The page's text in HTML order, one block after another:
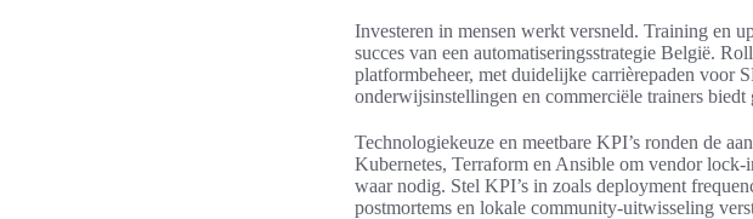
Investeren in mensen werkt versneld. Training en
succes van een automatiseringsstrategie België.
platformbeheer, met duidelijke carrièrepaden voor
onderwijsinstellingen en commerciële trainers
Technologiekeuze en meetbare KPI’s ronden de
Kubernetes, Terraform en Ansible om vendor
waar nodig. Stel KPI’s in zoals deployment
postmortems en lokale community-uitwisseling